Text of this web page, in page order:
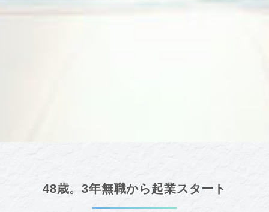
48歳。3年無職から起業スタート